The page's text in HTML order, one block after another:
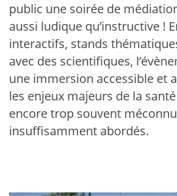
public une soirée de
aussi ludique qu’instructive !
interactifs, stands
avec des scientifiques,
une immersion accessible et
les enjeux majeurs de la
encore trop souvent
insuffisamment abordés.